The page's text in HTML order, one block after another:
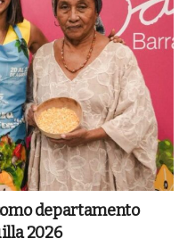
departamento
2026